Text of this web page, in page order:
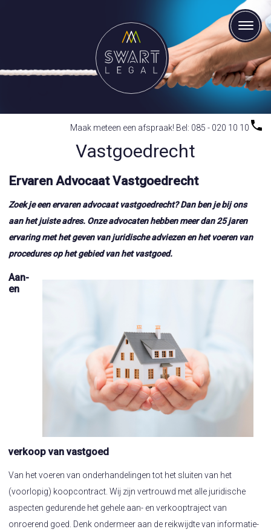
Maak meteen een afspraak! Bel: 085 - 020 10 10
Vastgoedrecht
Ervaren Advocaat Vastgoedrecht
Zoek je een ervaren advocaat vastgoedrecht? Dan ben je bij ons
aan het juiste adres. Onze advocaten hebben meer dan 25 jaren
ervaring met het geven van juridische adviezen en het voeren van
procedures op het gebied van het vastgoed.
Aan-
en
verkoop van vastgoed
Van het voeren van onderhandelingen tot het sluiten van het
(voorlopig) koopcontract. Wij zijn vertrouwd met alle juridische
aspecten gedurende het gehele aan- en verkooptraject van
onroerend goed. Denk ondermeer aan de reikwijdte van informatie-